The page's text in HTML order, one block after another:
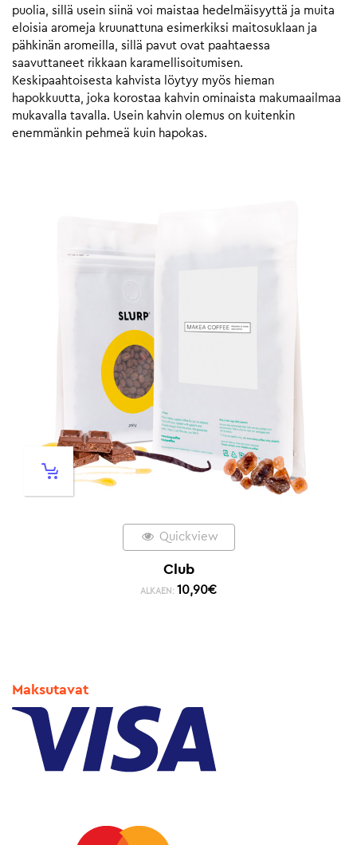
puolia, sillä usein siinä voi maistaa hedelmäisyyttä ja muita
eloisia aromeja kruunattuna esimerkiksi maitosuklaan ja
pähkinän aromeilla, sillä pavut ovat paahtaessa
saavuttaneet rikkaan karamellisoitumisen.
Keskipaahtoisesta kahvista löytyy myös hieman
hapokkuutta, joka korostaa kahvin ominaista makumaailmaa
mukavalla tavalla. Usein kahvin olemus on kuitenkin
enemmänkin pehmeä kuin hapokas.
Quickview
Club
ALKAEN: 10,90€
Maksutavat